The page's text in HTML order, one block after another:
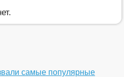
самые популярные